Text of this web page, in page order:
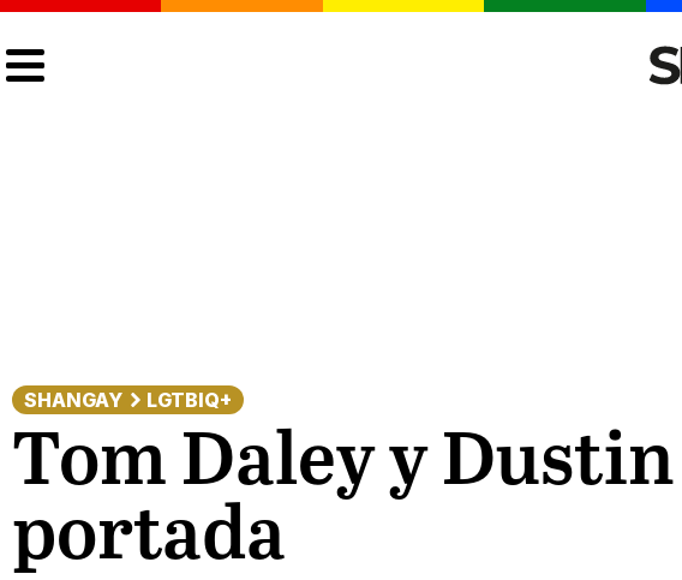
SHANGAY LGTBIQ+
Tom Daley y
portada